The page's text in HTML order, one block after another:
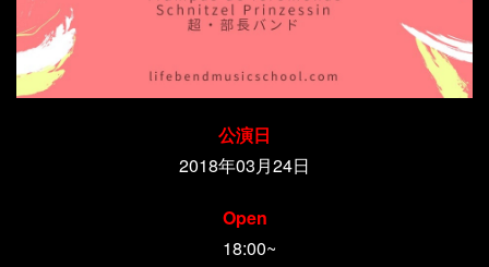
公演日
2018年03月24日
Open
18:00~